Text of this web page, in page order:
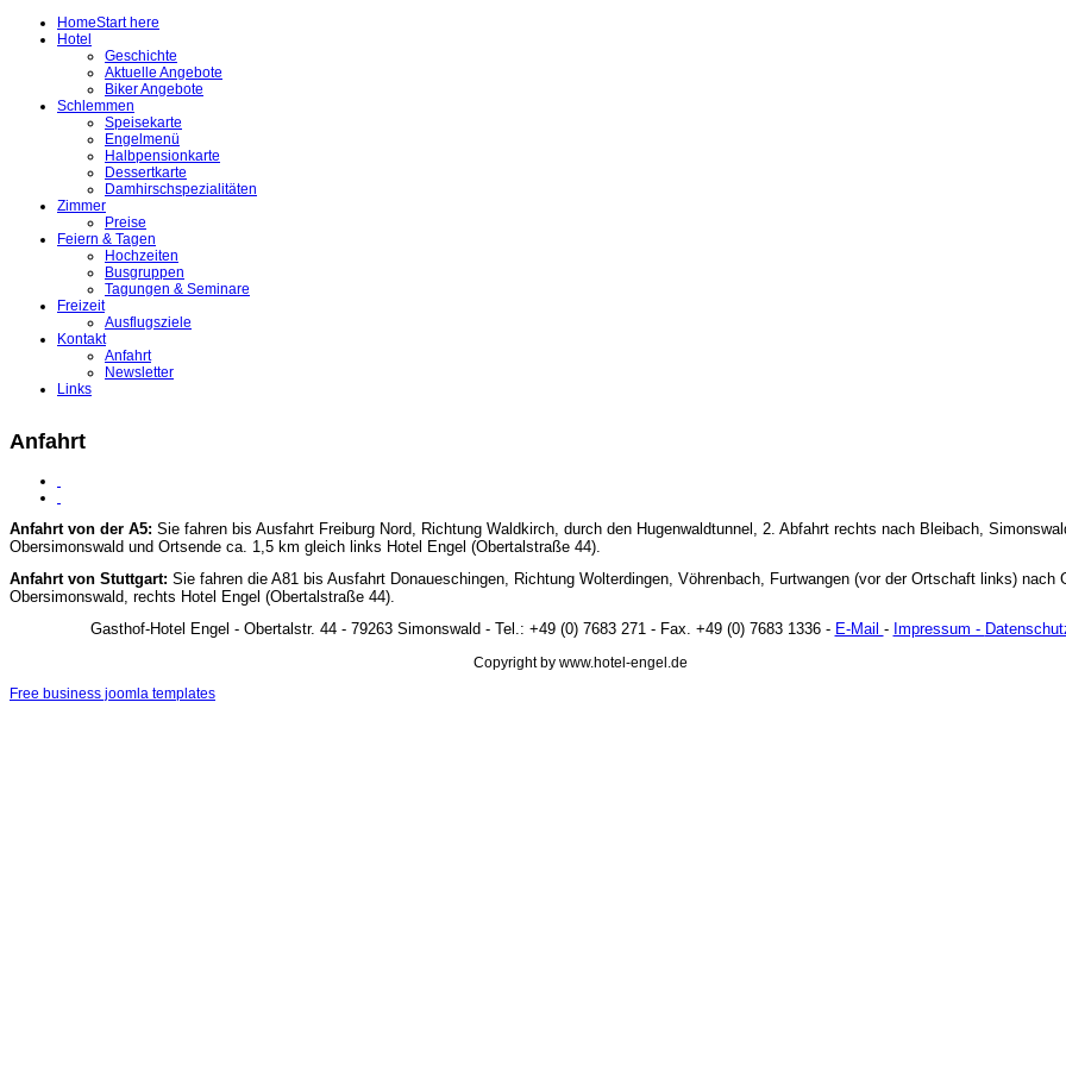
HomeStart here
Hotel
Geschichte
Aktuelle Angebote
Biker Angebote
Schlemmen
Speisekarte
Engelmenü
Halbpensionkarte
Dessertkarte
Damhirschspezialitäten
Zimmer
Preise
Feiern & Tagen
Hochzeiten
Busgruppen
Tagungen & Seminare
Freizeit
Ausflugsziele
Kontakt
Anfahrt
Newsletter
Links
Anfahrt
Anfahrt von der A5: Sie fahren bis Ausfahrt Freiburg Nord, Richtung Waldkirch, durch den Hugenwaldtunnel, 2. Abfahrt rechts nach Bleibach,
Obersimonswald und Ortsende ca. 1,5 km gleich links Hotel Engel (Obertalstraße 44).
Anfahrt von Stuttgart: Sie fahren die A81 bis Ausfahrt Donaueschingen, Richtung Wolterdingen, Vöhrenbach, Furtwangen (vor der Ortschaft links) nach
Obersimonswald, rechts Hotel Engel (Obertalstraße 44).
Gasthof-Hotel Engel - Obertalstr. 44 - 79263 Simonswald - Tel.: +49 (0) 7683 271 - Fax. +49 (0) 7683 1336 - E-Mail - Impressum -
Copyright by www.hotel-engel.de
Free business joomla templates